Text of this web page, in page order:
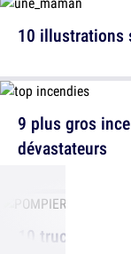
10 illustrations
10 trucs que
9 plus gros
dévastateurs